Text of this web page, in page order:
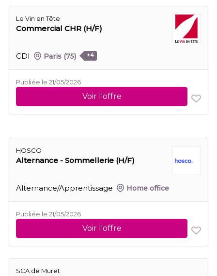
Le Vin en Tête
Commercial CHR (H/F)
CDI Paris (75) +4
Publiée le 21/05/2026
Voir l'offre
HOSCO
Alternance - Sommellerie (H/F)
Alternance/Apprentissage Home office
Publiée le 21/05/2026
Voir l'offre
SCA de Muret